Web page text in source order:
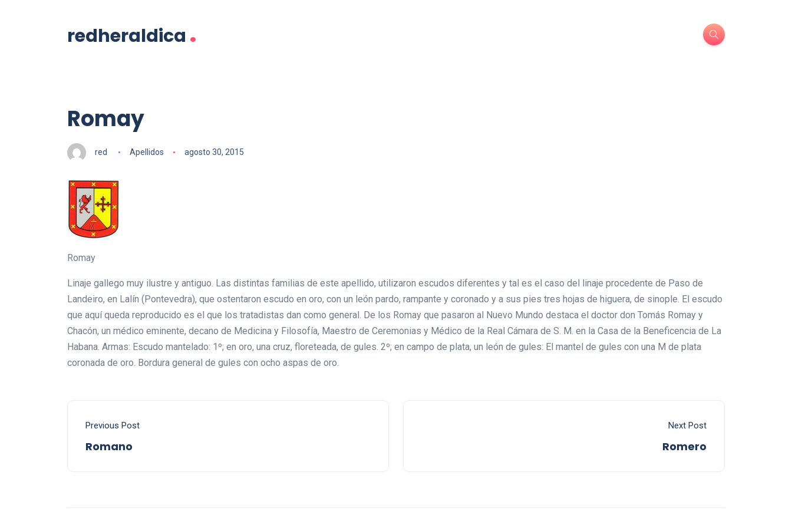
redheraldica .
Romay
red Apellidos agosto 30, 2015
Romay
Linaje gallego muy ilustre y antiguo. Las distintas familias de este apellido, utilizaron escudos diferentes y tal es el caso del linaje procedente de Paso de
Landeiro, en Lalín (Pontevedra), que ostentaron escudo en oro, con un león pardo, rampante y coronado y a sus pies tres hojas de higuera, de sinople. El escudo
que aquí queda reproducido es el que los tratadistas dan como general. De los Romay que pasaron al Nuevo Mundo destaca el doctor don Tomás Romay y
Chacón, un médico eminente, decano de Medicina y Filosofía, Maestro de Ceremonias y Médico de la Real Cámara de S. M. en la Casa de la Beneficencia de La
Habana. Armas: Escudo mantelado: 1º; en oro, una cruz, floreteada, de gules. 2º; en campo de plata, un león de gules: El mantel de gules con una M de plata
coronada de oro. Bordura general de gules con ocho aspas de oro.
Previous Post
Romano
Next Post
Romero